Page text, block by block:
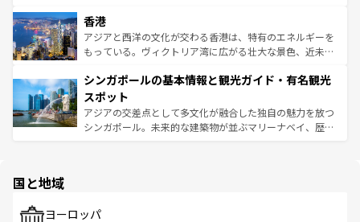
とつ。フォーやバインミー、ベトナムコーヒーなどは、ぜ
ひ現地で味わいたい。どの地域を訪れてもあたたかい人々
が旅行者を迎えてくれるので、きっと忘れられない旅にな
参照してほしい。
の活気が交差している。北部ではチェンマイなどの山岳地
帯で自然と触れ合い、南部ではプーケットやクラビの美し
いビーチでリゾート気分を楽しむことができる。タイ料理
激する。気候は一年中温暖で、どの季節にも異なる楽しみ
が待っている。親しみやすいタイの人々、仏教を中心とし
た文化、そして多様な観光資源が、訪れる旅人を魅了し続
ける。 なお、新着のタイ情報はコンテンツ一覧を参照して
香港
アジアと西洋の文化が交わる香港は、特有のエネルギーを
もっている。ヴィクトリア湾に広がる壮大な景色、近未来
み、どこを訪れても感動するはず。観光スポットが密集し
ており、効率よく見どころを回れるのも魅力。息をのむよ
うな絶景から文化的な体験まで、香港を存分に楽しみ尽く
そう。 なお、新着の香港情報はコンテンツ一覧を参照して
シンガポールの基本情報と観光ガイド・有名観光
スポット
アジアの交差点として多文化が融合した独自の魅力を放つ
シンガポール。未来的な建築物が並ぶマリーナベイ、歴史
で、ホーカーズは地元の風情を楽しめる外せないスポット
国と地域
ヨーロッパ